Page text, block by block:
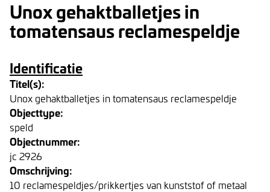
Unox gehaktballetjes in
tomatensaus reclamespeldje
Identificatie
Titel(s):
Unox gehaktballetjes in tomatensaus reclamespeldje
Objecttype:
speld
Objectnummer:
jc 2926
Omschrijving:
10 reclamespeldjes/prikkertjes van kunststof of metaal